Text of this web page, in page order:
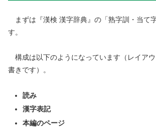
まずは『漢検 漢字辞典』の「熟字訓・当て
す。
構成は以下のようになっています（レイア
書きです）。
読み
漢字表記
本編のページ